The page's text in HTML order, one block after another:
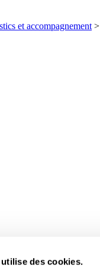
des cookies.
et accompagnement >